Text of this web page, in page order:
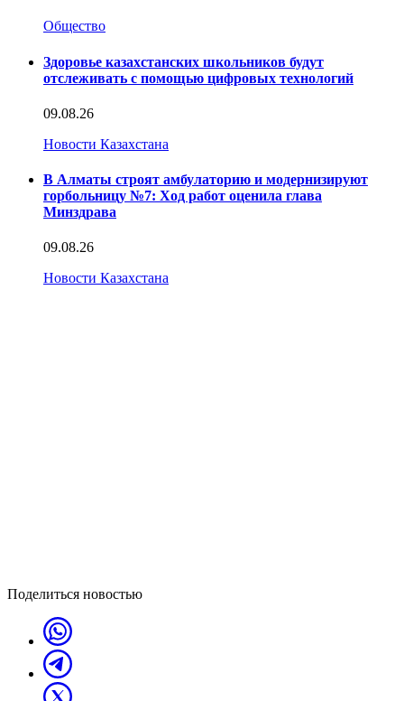
Общество
Здоровье казахстанских школьников будут
отслеживать с помощью цифровых технологий
09.08.26
Новости Казахстана
В Алматы строят амбулаторию и модернизируют
горбольницу №7: Ход работ оценила глава
Минздрава
09.08.26
Новости Казахстана
Поделиться новостью